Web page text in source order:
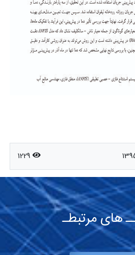
1229
های مرتبطـ